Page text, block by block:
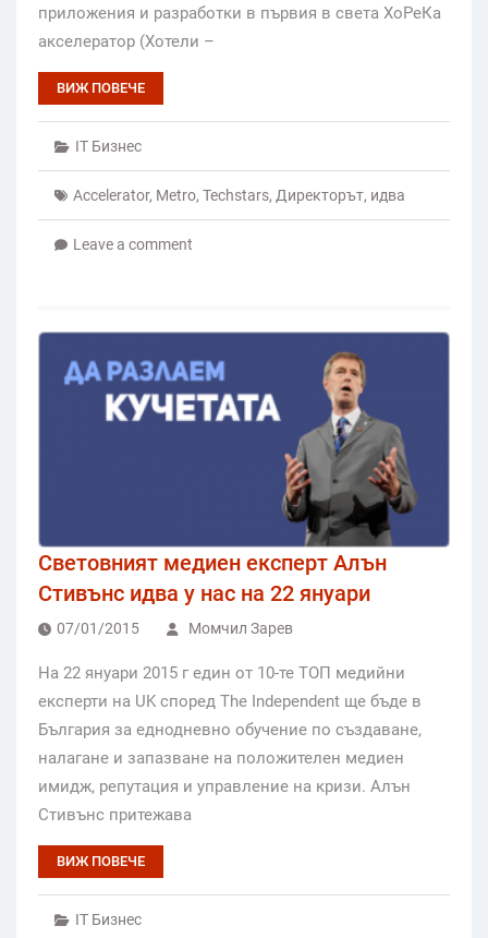
приложения и разработки в първия в света ХоРеКа
акселератор (Хотели –
ВИЖ ПОВЕЧЕ
IT Бизнес
Accelerator, Metro, Techstars, Директорът, идва
Leave a comment
Световният медиен експерт Алън
Стивънс идва у нас на 22 януари
07/01/2015 Момчил Зарев
На 22 януари 2015 г един от 10-те ТОП медийни
експерти на UK според The Independent ще бъде в
България за еднодневно обучение по създаване,
налагане и запазване на положителен медиен
имидж, репутация и управление на кризи. Алън
Стивънс притежава
ВИЖ ПОВЕЧЕ
IT Бизнес